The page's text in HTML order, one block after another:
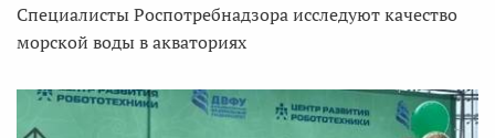
Специалисты Роспотребнадзора исследуют качество
морской воды в акваториях